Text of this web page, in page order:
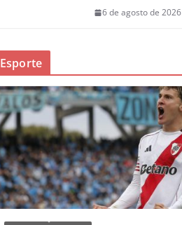
6 de agosto de 2026
Esporte